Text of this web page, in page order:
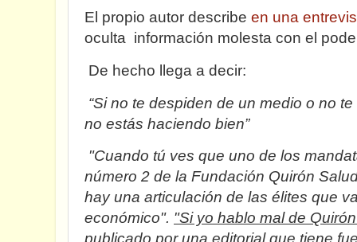
El propio autor describe en una
oculta información molesta con el
De hecho llega a decir:
“Si no te despiden de un medio o no
no estás haciendo bien”
"Cuando tú ves que uno de los
número 2 de la Fundación Quirón
hay una articulación de las élites que
económico". "Si yo hablo mal de